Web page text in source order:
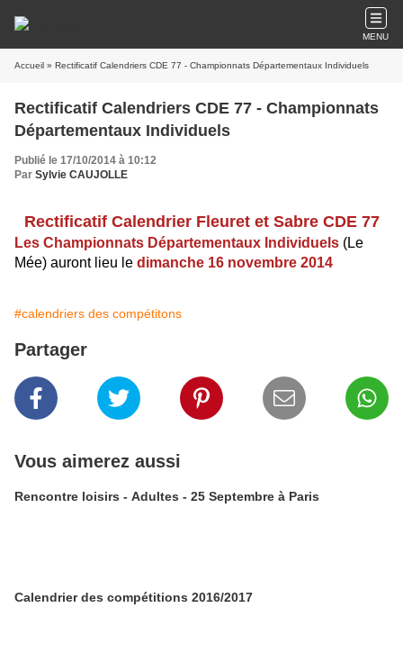
MENU
Accueil » Rectificatif Calendriers CDE 77 - Championnats Départementaux Individuels
Rectificatif Calendriers CDE 77 - Championnats
Départementaux Individuels
Publié le 17/10/2014 à 10:12
Par Sylvie CAUJOLLE
Rectificatif Calendrier Fleuret et Sabre CDE 77
Les Championnats Départementaux Individuels (Le
Mée) auront lieu le dimanche 16 novembre 2014
#calendriers des compétitons
Partager
Vous aimerez aussi
Rencontre loisirs - Adultes - 25 Septembre à Paris
Calendrier des compétitions 2016/2017